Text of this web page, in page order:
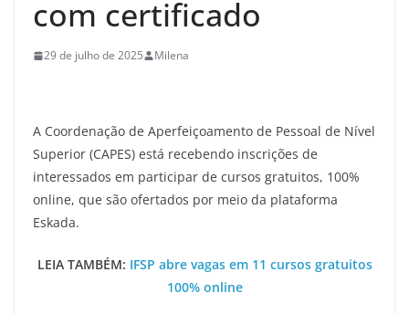
com certificado
29 de julho de 2025 Milena
A Coordenação de Aperfeiçoamento de Pessoal de Nível
Superior (CAPES) está recebendo inscrições de
interessados em participar de cursos gratuitos, 100%
online, que são ofertados por meio da plataforma
Eskada.
LEIA TAMBÉM: IFSP abre vagas em 11 cursos gratuitos
100% online